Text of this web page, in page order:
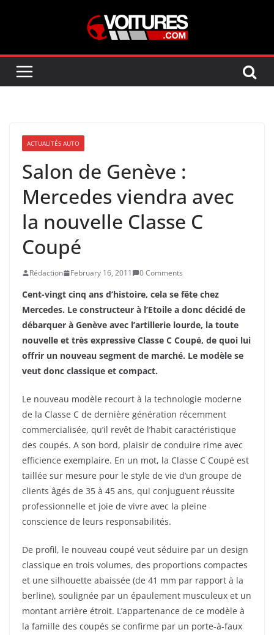
ACTUALITÉS AUTO
Salon de Genève :
Mercedes viendra avec
la nouvelle Classe C
Coupé
Rédaction February 16, 2011 0 Comments
Cent-vingt cinq ans d’histoire, cela se fête chez
Mercedes. Le constructeur à l’Etoile a donc décidé de
débarquer à Genève avec l’artillerie lourde, la toute
nouvelle et très expressive Classe C Coupé, de quoi lui
offrir un nouveau segment de marché. Le modèle se
veut donc classique et compact.
Le nouveau modèle recourt à la technologie moderne
de la Classe C de dernière génération récemment
commercialisée, qu’il revêt de l’habit caractéristique
des coupés. A son bord, plaisir de conduire rime avec
efficience exemplaire. En un mot, la Classe C Coupé est
taillée sur mesure pour le style de vie d’un groupe de
clients âgés de 35 à 45 ans, qui conjuguent réussite
professionnelle et joie de vivre avec la pleine
conscience de leurs responsabilités.
De profil, le nouveau coupé veut séduire par un design
classique en trois volumes, des proportions compactes
et une silhouette abaissée (de 41 mm par rapport à la
berline), soulignée par un épaulement musculeux et un
montant arrière étroit. L’appartenance de ce modèle à
la famille des coupés se confirme par un porte-à-faux